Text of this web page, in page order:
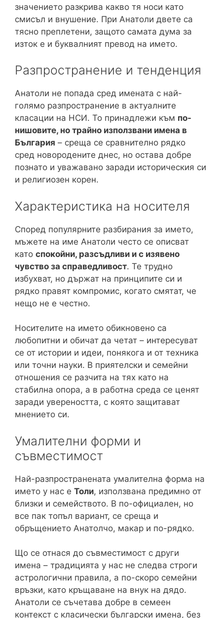
значението разкрива какво тя носи като
смисъл и внушение. При Анатоли двете са
тясно преплетени, защото самата дума за
изток е и буквалният превод на името.
Разпространение и тенденция
Анатоли не попада сред имената с най-
голямо разпространение в актуалните
класации на НСИ. То принадлежи към по-
нишовите, но трайно използвани имена в
България – среща се сравнително рядко
сред новородените днес, но остава добре
познато и уважавано заради историческия си
и религиозен корен.
Характеристика на носителя
Според популярните разбирания за името,
мъжете на име Анатоли често се описват
като спокойни, разсъдливи и с изявено
чувство за справедливост. Те трудно
избухват, но държат на принципите си и
рядко правят компромис, когато смятат, че
нещо не е честно.
Носителите на името обикновено са
любопитни и обичат да четат – интересуват
се от истории и идеи, понякога и от техника
или точни науки. В приятелски и семейни
отношения се разчита на тях като на
стабилна опора, а в работна среда се ценят
заради увереността, с която защитават
мнението си.
Умалителни форми и
съвместимост
Най-разпространената умалителна форма на
името у нас е Толи, използвана предимно от
близки и семейството. В по-официален, но
все пак топъл вариант, се среща и
обръщението Анатолчо, макар и по-рядко.
Що се отнася до съвместимост с други
имена – традицията у нас не следва строги
астрологични правила, а по-скоро семейни
връзки, като кръщаване на внук на дядо.
Анатоли се съчетава добре в семеен
контекст с класически български имена, без